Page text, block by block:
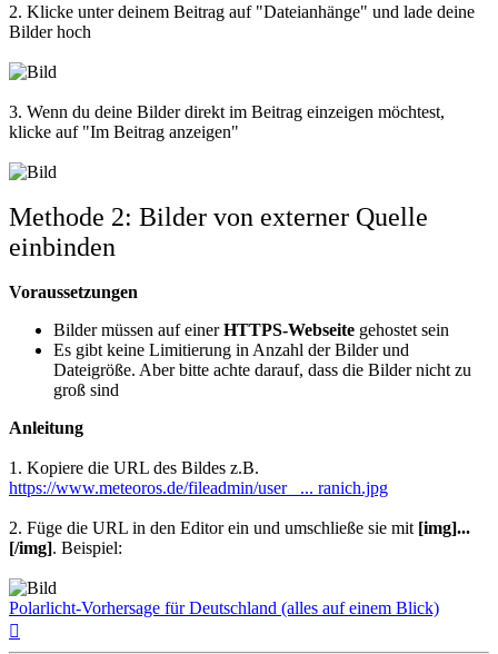
2. Klicke unter deinem Beitrag auf "Dateianhänge" und lade deine
Bilder hoch
3. Wenn du deine Bilder direkt im Beitrag einzeigen möchtest,
klicke auf "Im Beitrag anzeigen"
Methode 2: Bilder von externer Quelle
einbinden
Voraussetzungen
Bilder müssen auf einerHTTPS-Webseite gehostet sein
Es gibt keine Limitierung in Anzahl der Bilder und
Dateigröße. Aber bitte achte darauf, dass die Bilder nicht zu
groß sind
Anleitung
1. Kopiere die URL des Bildes z.B.
https://www.meteoros.de/fileadmin/user_ ... ranich.jpg
2. Füge die URL in den Editor ein und umschließe sie mit [img]...
[/img]. Beispiel:
Polarlicht-Vorhersage für Deutschland (alles auf einem Blick)